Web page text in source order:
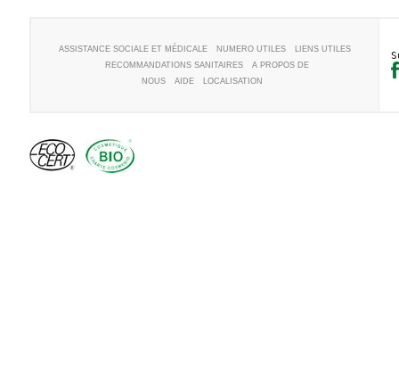
ASSISTANCE SOCIALE ET MÉDICALE NUMERO UTILES
LIENS UTILES
RECOMMANDATIONS SANITAIRES
A PROPOS DE
NOUS
AIDE LOCALISATION